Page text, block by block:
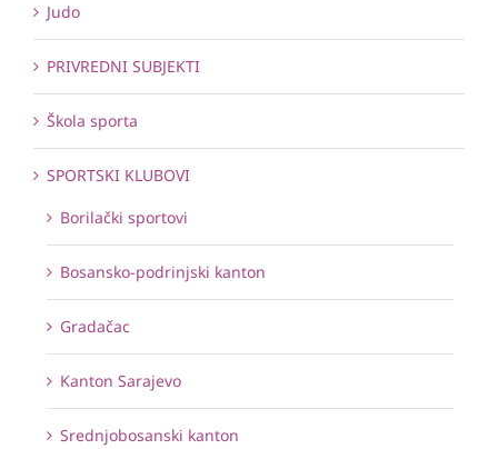
Judo
PRIVREDNI SUBJEKTI
Škola sporta
SPORTSKI KLUBOVI
Borilački sportovi
Bosansko-podrinjski kanton
Gradačac
Kanton Sarajevo
Srednjobosanski kanton